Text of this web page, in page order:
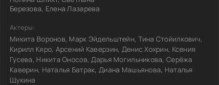
Березова, Елена Лазарева
Актеры:
Микита Воронов, Марк Эйдельштейн, Тина Стойилкович,
Кирилл Кяро, Арсений Каверзин, Денис Хохрин, Ксения
Гусева, Никита Оносов, Дарья Могильникова, Серёжа
Каверин, Наталья Батрак, Диана Машьянова, Наталья
Щукина